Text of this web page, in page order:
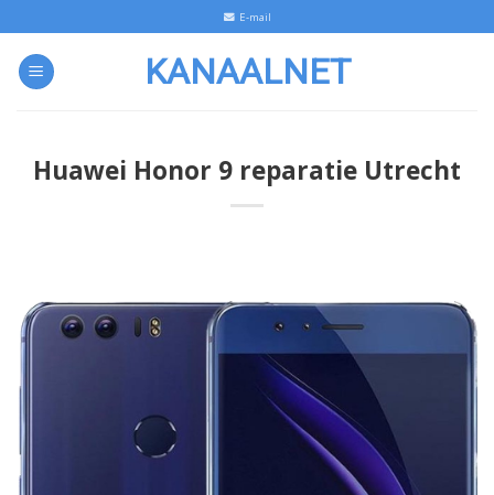
to
content
E-mail
KANAALNET
Huawei Honor 9 reparatie Utrecht